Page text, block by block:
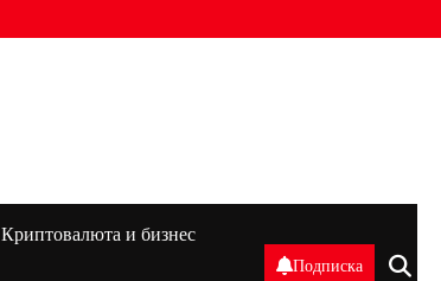
Криптовалюта и бизнес
Подписка